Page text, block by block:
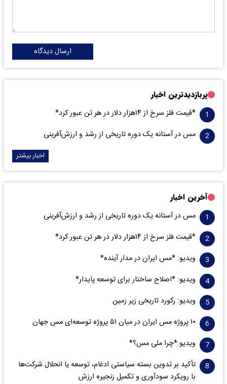
ارسال دیدگاه
پربازدیدترین اخبار
*قیمت فلز سرخ از ۱۴هزار دلار در هر تن عبور کرد*
مس در آستانه یک دوره تاریخی از رشد و ارزش‌آفرینی
اخبار بیشتر
آخرین اخبار
مس در آستانه یک دوره تاریخی از رشد و ارزش‌آفرینی
*قیمت فلز سرخ از ۱۴هزار دلار در هر تن عبور کرد*
ویدیو: *مس ایران در مدار آینده*
ویدیو: *اصلاح ساختار برای توسعه پایدار*
ویدیو: رکورد تاریخی زیر زمین
۱۰ پروژه مس ایران در میان ۵۱ پروژه توسعه‌ای مس جهان
ویدیو:*چرا ملی مس؟*
تأکید بر تدوین بسته سیاستی ادغام، توسعه یا انحلال شرکت‌ها
با رویکرد سودآوری و تکمیل زنجیره ارزش